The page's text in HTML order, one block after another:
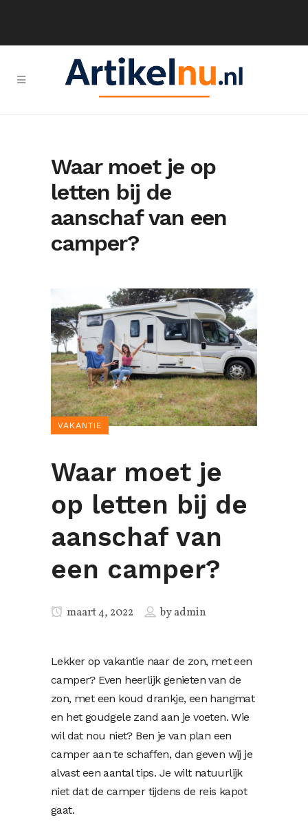
Waar moet je op
letten bij de
aanschaf van een
camper?
VAKANTIE
Waar moet je
op letten bij de
aanschaf van
een camper?
maart 4, 2022 byadmin
Lekker op vakantie naar de zon, met een
camper? Even heerlijk genieten van de
zon, met een koud drankje, een hangmat
en het goudgele zand aan je voeten. Wie
wil dat nou niet? Ben je van plan een
camper aan te schaffen, dan geven wij je
alvast een aantal tips. Je wilt natuurlijk
niet dat de camper tijdens de reis kapot
gaat.